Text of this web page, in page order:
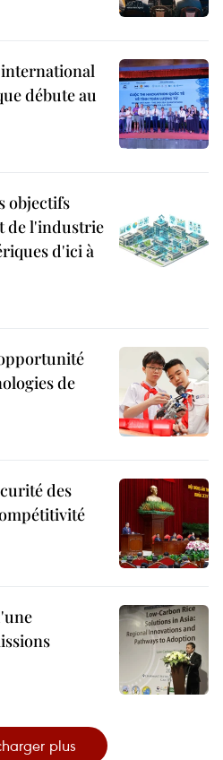
débute au
objectifs
de l'industrie
d'ici à
de
des
plus